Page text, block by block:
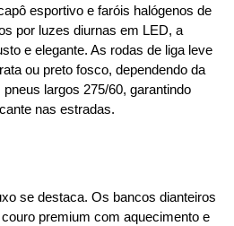
esportivo e faróis halógenos de
por luzes diurnas em LED, a
e elegante. As rodas de liga leve
ou preto fosco, dependendo da
largos 275/60, garantindo
nas estradas.
se destaca. Os bancos dianteiros
premium com aquecimento e